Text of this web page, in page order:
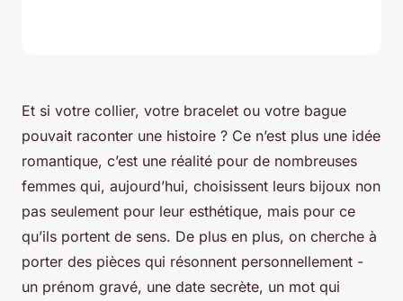
Et si votre collier, votre bracelet ou votre bague
pouvait raconter une histoire ? Ce n’est plus une idée
romantique, c’est une réalité pour de nombreuses
femmes qui, aujourd’hui, choisissent leurs bijoux non
pas seulement pour leur esthétique, mais pour ce
qu’ils portent de sens. De plus en plus, on cherche à
porter des pièces qui résonnent personnellement -
un prénom gravé, une date secrète, un mot qui